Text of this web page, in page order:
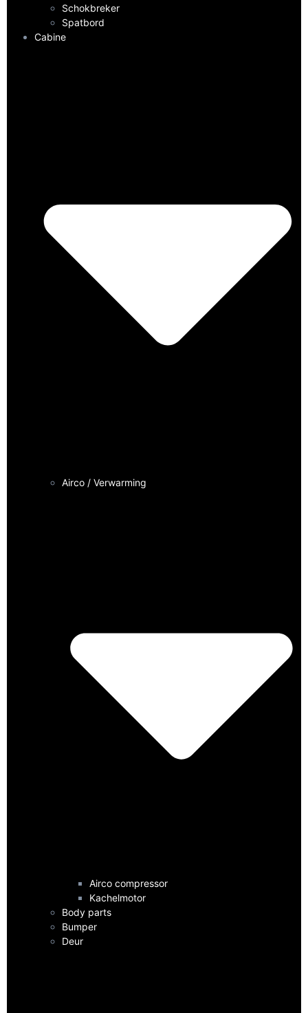
Schokbreker
Spatbord
Cabine
Airco / Verwarming
Airco compressor
Kachelmotor
Body parts
Bumper
Deur